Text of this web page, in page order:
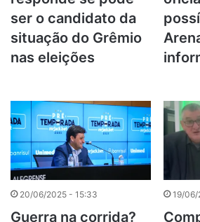
ser o candidato da
situação do Grêmio
nas eleições
20/06/2025 - 15:33
Guerra na corrida?
19/